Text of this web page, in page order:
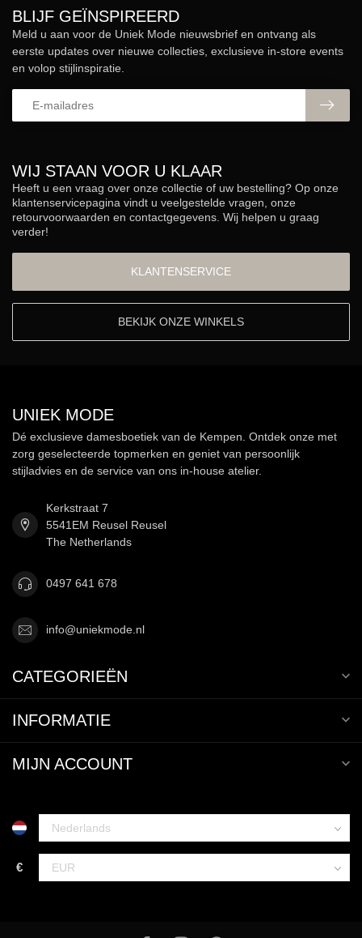
WIJ STAAN VOOR U KLAAR
Heeft u een vraag over onze collectie of uw bestelling? Op onze
klantenservicepagina vindt u veelgestelde vragen, onze
retourvoorwaarden en contactgegevens. Wij helpen u graag
verder!
KLANTENSERVICE
BEKIJK ONZE WINKELS
BLIJF GEÏNSPIREERD
Meld u aan voor de Uniek Mode nieuwsbrief en ontvang als
eerste updates over nieuwe collecties, exclusieve in-store events
en volop stijlinspiratie.
UNIEK MODE
Dé exclusieve damesboetiek van de Kempen. Ontdek onze met
zorg geselecteerde topmerken en geniet van persoonlijk
stijladvies en de service van ons in-house atelier.
Kerkstraat 7
5541EM Reusel Reusel
The Netherlands
0497 641 678
info@uniekmode.nl
CATEGORIEËN
INFORMATIE
MIJN ACCOUNT
€